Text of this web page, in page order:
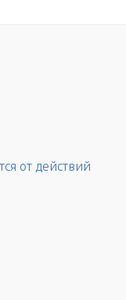
от действий